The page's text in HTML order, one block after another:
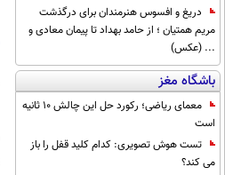
دریغ و افسوس هنرمندان برای درگذشت
مریم همتیان ؛ از حامد بهداد تا پیمان معادی و
... (عکس)
باشگاه مغز
معمای ریاضی؛ رکورد حل این چالش 10 ثانیه
است
تست هوش تصویری: کدام کلید قفل را باز
می کند؟